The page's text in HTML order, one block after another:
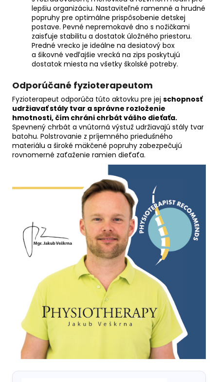
lepšiu organizáciu. Nastaviteľné ramenné a hrudné
popruhy pre optimálne prispôsobenie detskej
postave. Pevné nepremokavé dno s nožičkami
zaisťuje stabilitu a dostatok úložného priestoru.
Predné vrecko je ideálne na desiatový box
a šikovné vedľajšie vrecká na zips poskytujú
dostatok miesta na všetky školské potreby.
Odporúčané fyzioterapeutom
Fyzioterapeut odporúča túto aktovku pre jej schopnosť
udržiavať stály tvar a správne rozloženie
hmotnosti, čím chráni chrbát vášho dieťaťa.
Spevnený chrbát a vnútorná výstuž udržiavajú stály tvar
batohu. Polstrovanie z príjemného priedušného
materiálu a široké mäkčené popruhy zabezpečujú
rovnomerné zaťaženie ramien dieťaťa.